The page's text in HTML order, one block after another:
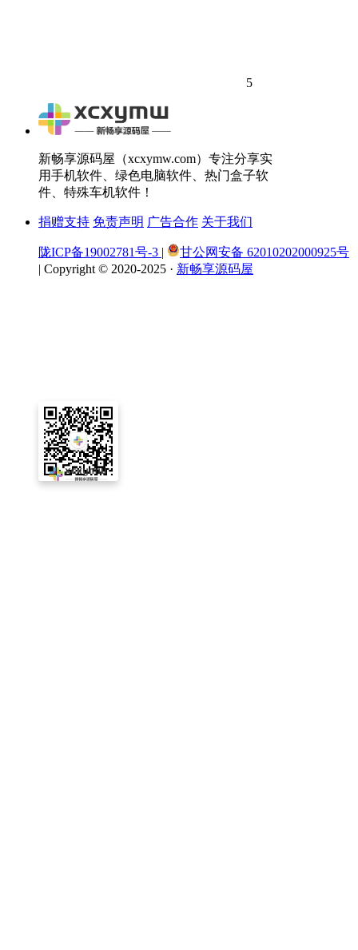
5
新畅享源码屋（xcxymw.com）专注分享实
用手机软件、绿色电脑软件、热门盒子软
件、特殊车机软件！
捐赠支持 免责声明 广告合作 关于我们
陇ICP备19002781号-3 |
甘公网安备 62010202000925号
| Copyright © 2020-2025 · 新畅享源码屋